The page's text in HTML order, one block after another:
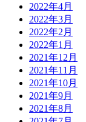
2022年4月
2022年3月
2022年2月
2022年1月
2021年12月
2021年11月
2021年10月
2021年9月
2021年8月